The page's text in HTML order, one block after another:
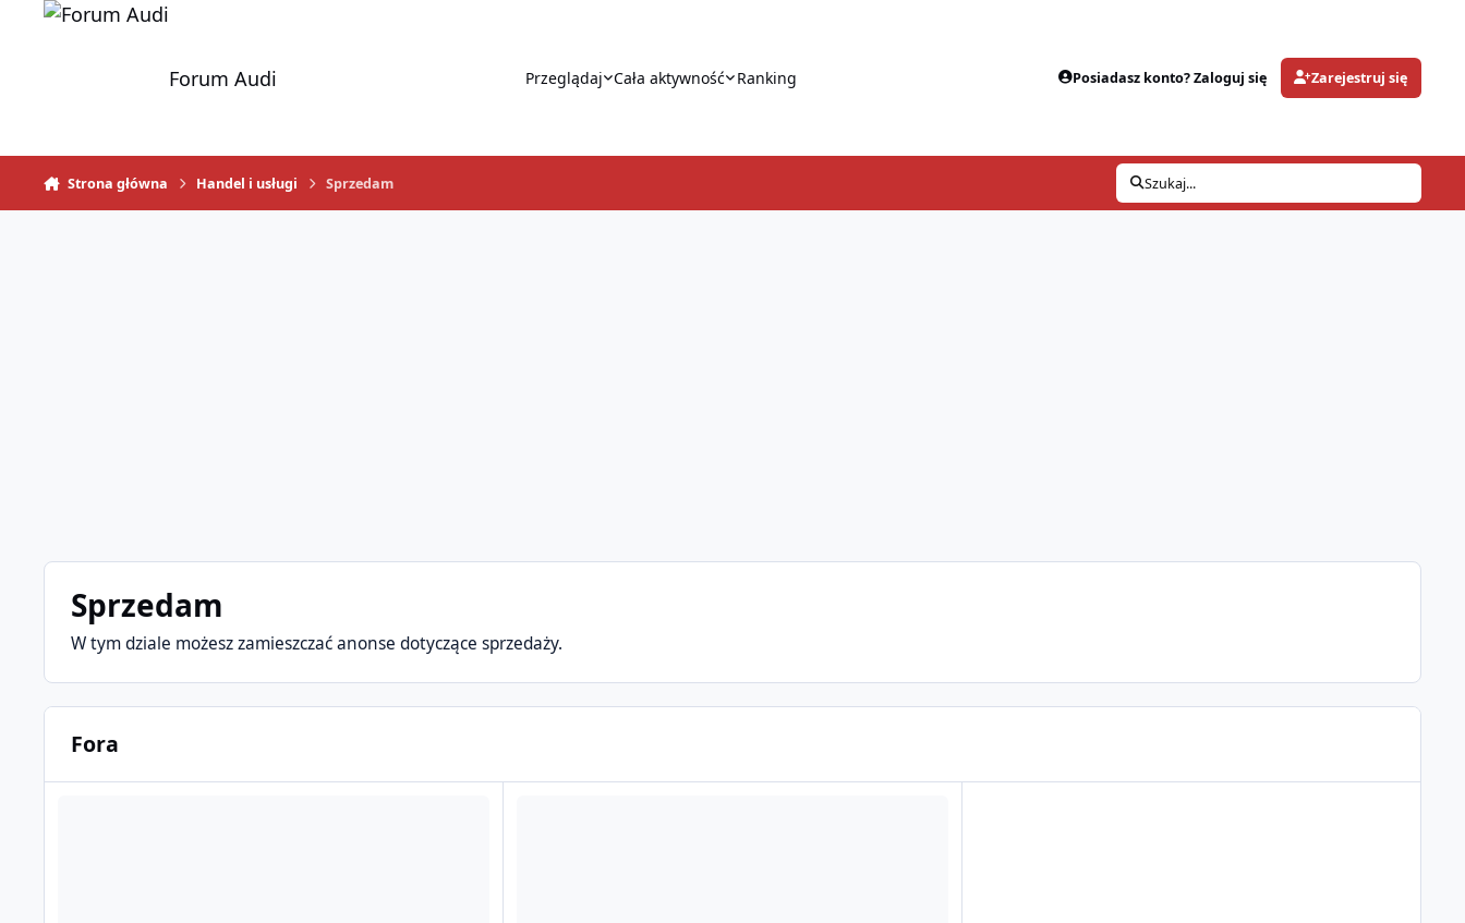
Skocz do zawartości
Forum Audi Przeglądaj Cała aktywność Ranking Posiadasz konto? Zaloguj się Zarejestruj się
Strona główna Handel i usługi Sprzedam Szukaj...
Sprzedam
W tym dziale możesz zamieszczać anonse dotyczące sprzedaży.
Fora